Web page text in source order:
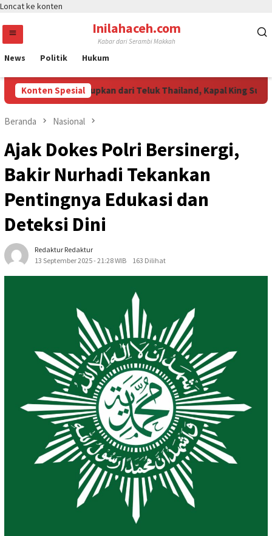
Loncat ke konten
Inilahaceh.com
Kabar dari Serambi Makkah
News Politik Hukum
Konten Spesial
Diselundupkan dari Teluk Thailand, Kapal King Sun
Beranda Nasional
Ajak Dokes Polri Bersinergi,
Bakir Nurhadi Tekankan
Pentingnya Edukasi dan
Deteksi Dini
Redaktur Redaktur
13 September 2025 - 21:28 WIB
163 Dilihat